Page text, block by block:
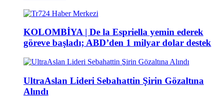
KOLOMBİYA | De la Espriella yemin ederek
göreve başladı; ABD’den 1 milyar dolar destek
UltraAslan Lideri Sebahattin Şirin Gözaltına
Alındı